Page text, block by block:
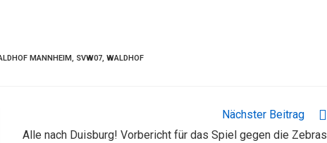
MANNHEIM, SVW07, WALDHOF
Nächster Beitrag
Alle nach Duisburg! Vorbericht für das Spiel gegen die Zebras